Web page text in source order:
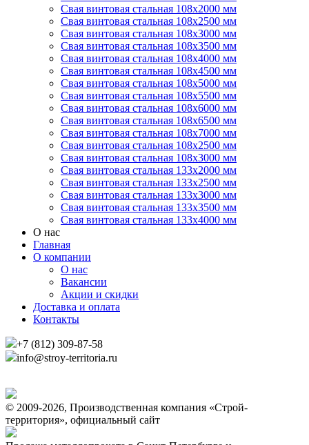
Свая винтовая стальная 108х2000 мм
Свая винтовая стальная 108х2500 мм
Свая винтовая стальная 108х3000 мм
Свая винтовая стальная 108х3500 мм
Свая винтовая стальная 108х4000 мм
Свая винтовая стальная 108х4500 мм
Свая винтовая стальная 108х5000 мм
Свая винтовая стальная 108х5500 мм
Свая винтовая стальная 108х6000 мм
Свая винтовая стальная 108х6500 мм
Свая винтовая стальная 108х7000 мм
Свая винтовая стальная 108х2500 мм
Свая винтовая стальная 108х3000 мм
Свая винтовая стальная 133х2000 мм
Свая винтовая стальная 133х2500 мм
Свая винтовая стальная 133х3000 мм
Свая винтовая стальная 133х3500 мм
Свая винтовая стальная 133х4000 мм
О нас
Главная
О компании
О нас
Вакансии
Акции и скидки
Доставка и оплата
Контакты
+7 (812) 309-87-58
info@stroy-territoria.ru
© 2009-2026, Производственная компания «Строй-
территория», официальный сайт